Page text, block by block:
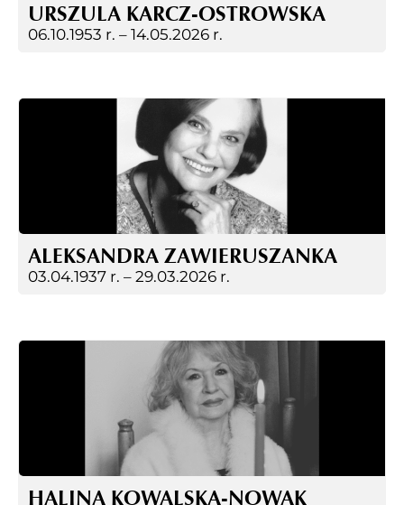
URSZULA KARCZ-OSTROWSKA
06.10.1953 r. – 14.05.2026 r.
ALEKSANDRA ZAWIERUSZANKA
03.04.1937 r. – 29.03.2026 r.
HALINA KOWALSKA-NOWAK